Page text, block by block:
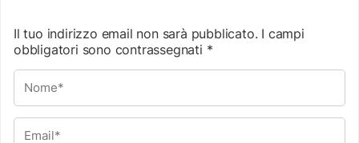
Il tuo indirizzo email non sarà pubblicato. I campi
obbligatori sono contrassegnati *